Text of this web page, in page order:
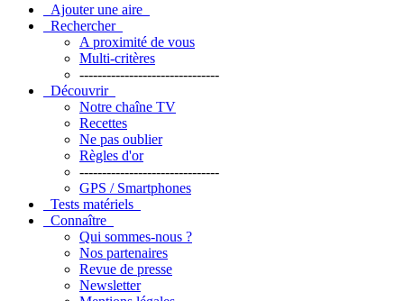
Ajouter une aire
Rechercher
A proximité de vous
Multi-critères
-------------------------------
Découvrir
Notre chaîne TV
Recettes
Ne pas oublier
Règles d'or
-------------------------------
GPS / Smartphones
Tests matériels
Connaître
Qui sommes-nous ?
Nos partenaires
Revue de presse
Newsletter